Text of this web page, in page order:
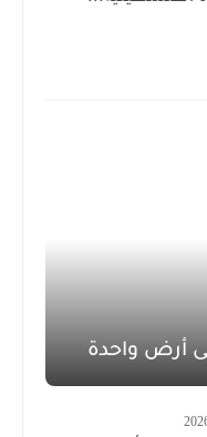
أرض واحدة